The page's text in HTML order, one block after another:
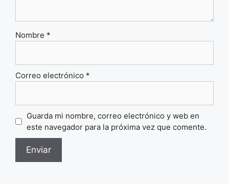
Nombre *
Correo electrónico *
Guarda mi nombre, correo electrónico y web en
este navegador para la próxima vez que comente.